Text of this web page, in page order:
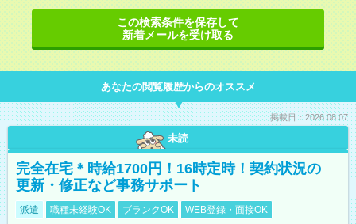
この検索条件を保存して
新着メールを受け取る
あなたの閲覧履歴からのオススメ
掲載日：2026.08.07
未読
完全在宅＊時給1700円！16時定時！契約状況の
更新・修正など事務サポート
派遣 職種未経験OK ブランクOK WEB登録・面接OK